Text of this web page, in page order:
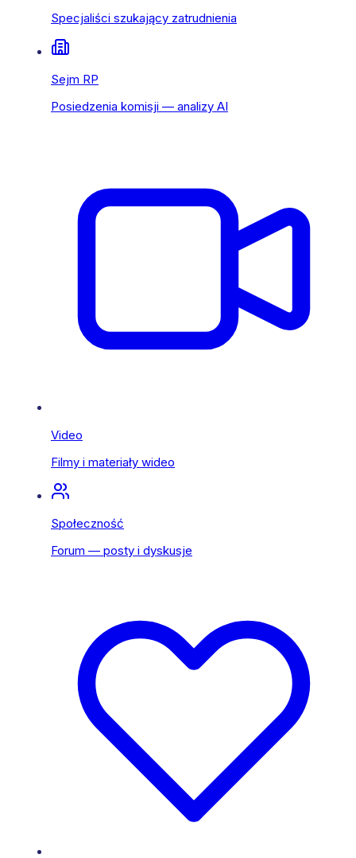
Specjaliści szukający zatrudnienia
Sejm RP
Posiedzenia komisji — analizy AI
Video
Filmy i materiały wideo
Społeczność
Forum — posty i dyskusje